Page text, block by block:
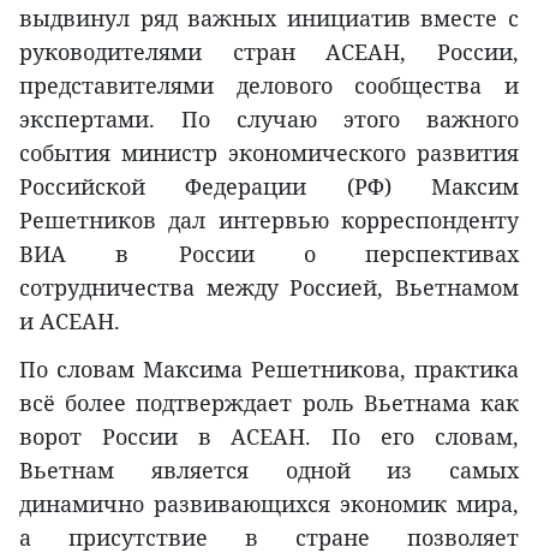
выдвинул ряд важных инициатив вместе с
руководителями стран АСЕАН, России,
представителями делового сообщества и
экспертами. По случаю этого важного
события министр экономического развития
Российской Федерации (РФ) Максим
Решетников дал интервью корреспонденту
ВИА в России о перспективах
сотрудничества между Россией, Вьетнамом
и АСЕАН.
По словам Максима Решетникова, практика
всё более подтверждает роль Вьетнама как
ворот России в АСЕАН. По его словам,
Вьетнам является одной из самых
динамично развивающихся экономик мира,
а присутствие в стране позволяет